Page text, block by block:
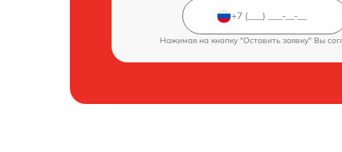
Нажимая на кнопку "Оставить заявку" Вы